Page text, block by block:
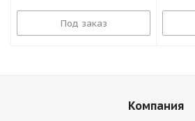
Под заказ
Компания